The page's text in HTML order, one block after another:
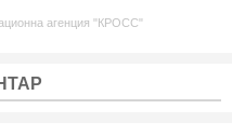
агенция "КРОСС"